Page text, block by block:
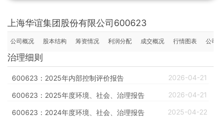
上海华谊集团股份有限公司600623
公司概况 股本结构 筹资情况 利润分配 成交概况 行情图表 公司
治理细则
2026-04-21
600623：2025年内部控制评价报告
2026-04-21
600623：2025年度环境、社会、治理报告
2025-04-22
600623：2024年度环境、社会、治理报告